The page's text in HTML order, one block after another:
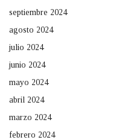
septiembre 2024
agosto 2024
julio 2024
junio 2024
mayo 2024
abril 2024
marzo 2024
febrero 2024